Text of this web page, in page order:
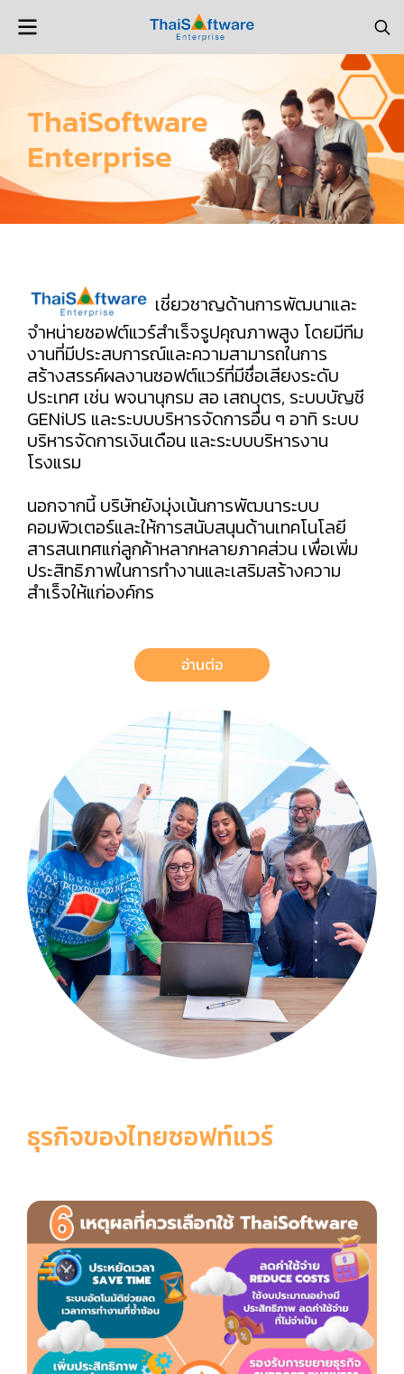
ThaiSoftware
Enterprise
เชี่ยวชาญด้านการพัฒนาและ
จำหน่ายซอฟต์แวร์สำเร็จรูปคุณภาพสูง โดยมีทีม
งานที่มีประสบการณ์และความสามารถในการ
สร้างสรรค์ผลงานซอฟต์แวร์ที่มีชื่อเสียงระดับ
ประเทศ เช่น พจนานุกรม สอ เสถบุตร, ระบบบัญชี
GENiUS และระบบบริหารจัดการอื่น ๆ อาทิ ระบบ
บริหารจัดการเงินเดือน และระบบบริหารงาน
โรงแรม
นอกจากนี้ บริษัทยังมุ่งเน้นการพัฒนาระบบ
คอมพิวเตอร์และให้การสนับสนุนด้านเทคโนโลยี
สารสนเทศแก่ลูกค้าหลากหลายภาคส่วน เพื่อเพิ่ม
ประสิทธิภาพในการทำงานและเสริมสร้างความ
สำเร็จให้แก่องค์กร
อ่านต่อ
ธุรกิจของไทยซอฟท์แวร์